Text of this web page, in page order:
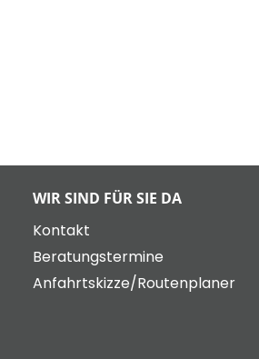
WIR SIND FÜR SIE DA
Kontakt
Beratungstermine
Anfahrtskizze/Routenplaner